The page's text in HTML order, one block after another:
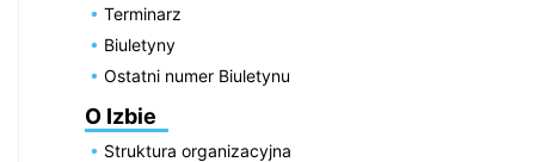
Terminarz
Biuletyny
Ostatni numer Biuletynu
O Izbie
Struktura organizacyjna